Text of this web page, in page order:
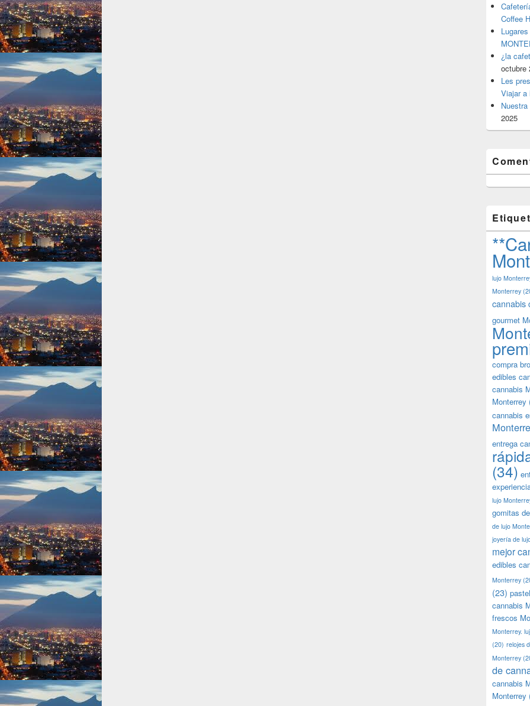
Coffee
¿la
octubre
Les
Viajar a
2025
lujo
Monterrey
cannabis
gourmet
compra
edibles
cannabis
Monterrey
cannabis
entrega
(34)
lujo
gomitas
de lujo
joyería de
mejor
edibles
Monterrey
(23)
cannabis
frescos
Monterrey.
(20) relojes
Monterrey
de
cannabis
Monterrey